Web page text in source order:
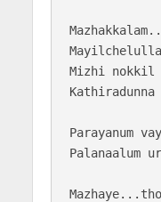
Mayilchelulla
Mizhi nokkil
Parayanum
Palanaalum